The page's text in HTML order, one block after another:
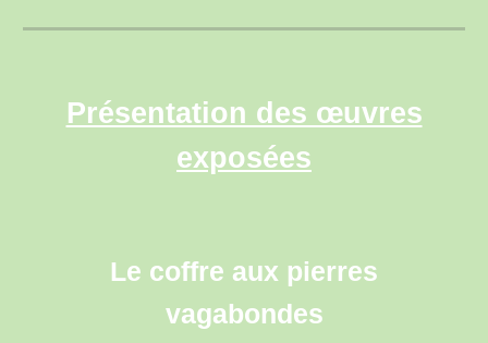
Présentation des œuvres
exposées
Le coffre aux pierres
vagabondes